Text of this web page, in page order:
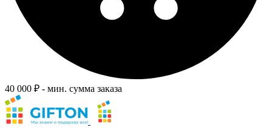
40 000 ₽ - мин. сумма заказа